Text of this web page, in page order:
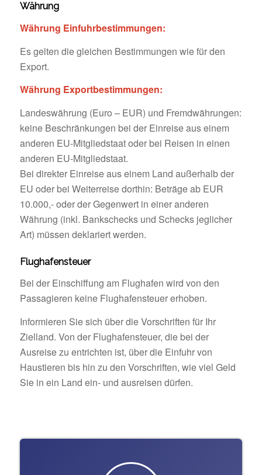
Währung
Währung Einfuhrbestimmungen:
Es gelten die gleichen Bestimmungen wie für den
Export.
Währung Exportbestimmungen:
Landeswährung (Euro – EUR) und Fremdwährungen:
keine Beschränkungen bei der Einreise aus einem
anderen EU-Mitgliedstaat oder bei Reisen in einen
anderen EU-Mitgliedstaat.
Bei direkter Einreise aus einem Land außerhalb der
EU oder bei Weiterreise dorthin: Beträge ab EUR
10.000,- oder der Gegenwert in einer anderen
Währung (inkl. Bankschecks und Schecks jeglicher
Art) müssen deklariert werden.
Flughafensteuer
Bei der Einschiffung am Flughafen wird von den
Passagieren keine Flughafensteuer erhoben.
Informieren Sie sich über die Vorschriften für Ihr
Zielland. Von der Flughafensteuer, die bei der
Ausreise zu entrichten ist, über die Einfuhr von
Haustieren bis hin zu den Vorschriften, wie viel Geld
Sie in ein Land ein- und ausreisen dürfen.